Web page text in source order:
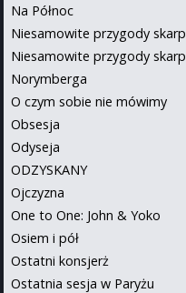
Na Północ
Niesamowite przygody
Niesamowite przygody
Norymberga
O czym sobie nie mówimy
Obsesja
Odyseja
ODZYSKANY
Ojczyzna
One to One: John & Yoko
Osiem i pół
Ostatni konsjerż
Ostatnia sesja w Paryżu